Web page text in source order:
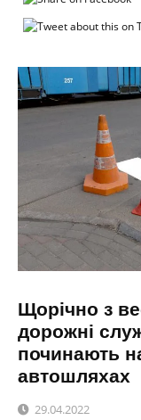
Щорічно з
дорожні
починають
автошляхах
29.04.2022